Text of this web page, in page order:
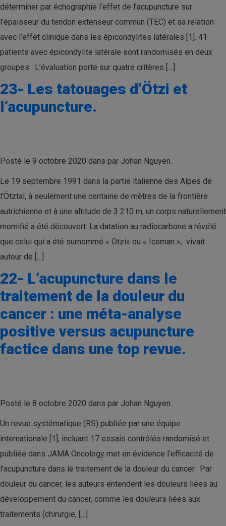
déterminer par échographie l’effet de l’acupuncture sur
l’épaisseur du tendon extenseur commun (TEC) et sa relation
avec l’effet clinique dans les épicondylites latérales [1]. 41
patients avec épicondylite latérale sont randomisés en deux
groupes : L’évaluation porte sur quatre critères […]
23- Les tatouages d’Ötzi et
l’acupuncture.
Posté le 9 octobre 2020 dans par Johan Nguyen.
Le 19 septembre 1991 dans la partie italienne des Alpes de
l’Ötztal, à seulement une centaine de mètres de la frontière
autrichienne et à une altitude de 3 210 m, un corps naturellement
momifié a été découvert. La datation au radiocarbone a révélé
que celui qui a été surnommé « Ötzi» ou « Iceman », vivait
autour de […]
22- L’acupuncture dans le
traitement de la douleur du
cancer : une méta-analyse
positive versus acupuncture
factice dans une top revue.
Posté le 8 octobre 2020 dans par Johan Nguyen.
Un revue systématique (RS) publiée par une équipe
internationale [1], incluant 17 essais contrôlés randomisé et
publiée dans JAMA Oncology met en évidence l’efficacité de
l’acupuncture dans le traitement de la douleur du cancer. Par
douleur du cancer, les auteurs entendent les douleurs liées au
développement du cancer, comme les douleurs liées aux
traitements (chirurgie, […]